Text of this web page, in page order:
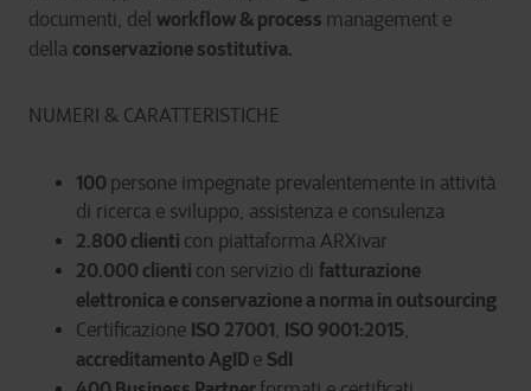
documenti, del workflow & process management e
della conservazione sostitutiva.
NUMERI & CARATTERISTICHE
100 persone impegnate prevalentemente in attività
di ricerca e sviluppo, assistenza e consulenza
2.800 clienti con piattaforma ARXivar
20.000 clienti con servizio di fatturazione
elettronica e conservazione a norma in outsourcing
Certificazione ISO 27001, ISO 9001:2015,
accreditamento AgID e SdI